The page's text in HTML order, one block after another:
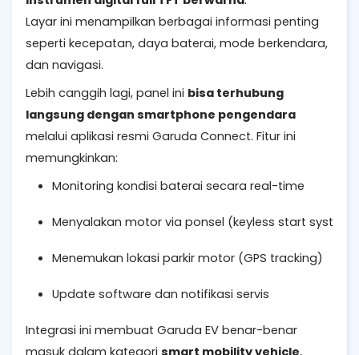
Layar ini menampilkan berbagai informasi penting
seperti kecepatan, daya baterai, mode berkendara,
dan navigasi.
Lebih canggih lagi, panel ini bisa terhubung
langsung dengan smartphone pengendara
melalui aplikasi resmi Garuda Connect. Fitur ini
memungkinkan:
Monitoring kondisi baterai secara real-time
Menyalakan motor via ponsel (keyless start system)
Menemukan lokasi parkir motor (GPS tracking)
Update software dan notifikasi servis
Integrasi ini membuat Garuda EV benar-benar
masuk dalam kategori smart mobility vehicle,